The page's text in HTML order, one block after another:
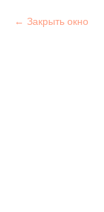
Закрыть окно